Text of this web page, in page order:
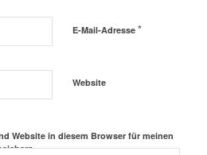
E-Mail-Adresse *
Website
Website in diesem Browser für meinen